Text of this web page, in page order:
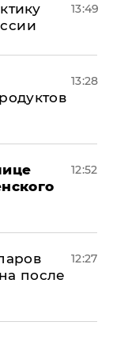
13:49
13:28
12:52
после
12:27